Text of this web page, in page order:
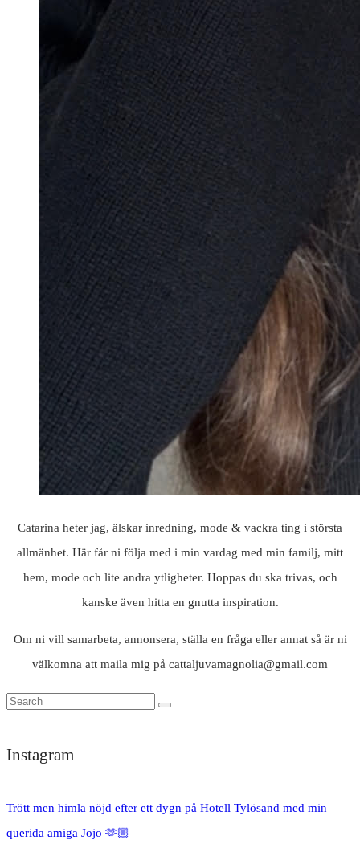
Catarina heter jag, älskar inredning, mode & vackra ting i största
allmänhet. Här får ni följa med i min vardag med min familj, mitt
hem, mode och lite andra ytligheter. Hoppas du ska trivas, och
kanske även hitta en gnutta inspiration.
Om ni vill samarbeta, annonsera, ställa en fråga eller annat så är ni
välkomna att maila mig på cattaljuvamagnolia@gmail.com
Instagram
Trött men himla nöjd efter ett dygn på Hotell Tylösand med min
querida amiga Jojo 🫶🏼